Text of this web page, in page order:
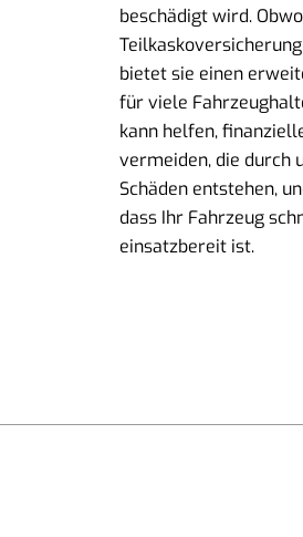
beschädigt wird.
bietet sie einen
für viele
kann helfen,
vermeiden, die durch
Schäden entstehen,
dass Ihr Fahrzeug
einsatzbereit ist.